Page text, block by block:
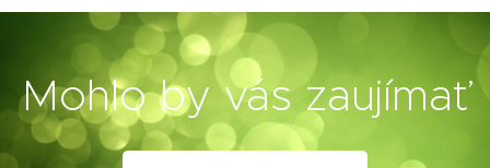
Mohlo by vás zaujímať